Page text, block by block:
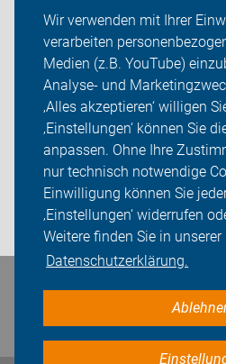
Wir verwenden mit Ihrer
verarbeiten
Medien (z.B. YouTube)
Analyse- und
‚Alles akzeptieren‘ willigen
‚Einstellungen‘ können Sie
anpassen. Ohne Ihre
nur technisch notwendige
Einwilligung können Sie
‚Einstellungen‘ widerrufen
Weitere finden Sie in unserer
Datenschutzerklärung.
Themen
Bürgermeisterwahl 2026
ADFC Strausberg
Sei dabei
Presse
Login
Bleiben Sie in Kontakt